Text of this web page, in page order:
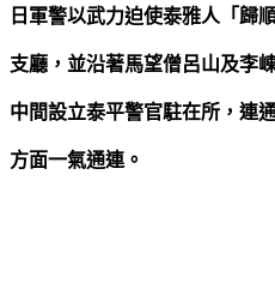
日軍警以武力迫使泰雅人「歸
支廳，並沿著馬望僧呂山及李
中間設立泰平警官駐在所，連
方面一氣通連。